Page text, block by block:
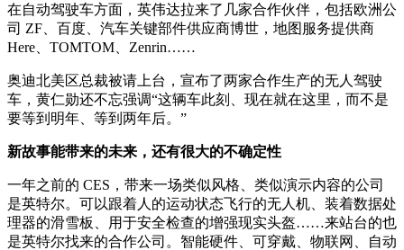
在自动驾驶车方面，英伟达拉来了几家合作伙伴，包括欧洲公
司 ZF、百度、汽车关键部件供应商博世，地图服务提供商
Here、TOMTOM、Zenrin……
奥迪北美区总裁被请上台，宣布了两家合作生产的无人驾驶
车，黄仁勋还不忘强调“这辆车此刻、现在就在这里，而不是
要等到明年、等到两年后。”
新故事能带来的未来，还有很大的不确定性
一年之前的 CES，带来一场类似风格、类似演示内容的公司
是英特尔。可以跟着人的运动状态飞行的无人机、装着数据处
理器的滑雪板、用于安全检查的增强现实头盔……来站台的也
是英特尔找来的合作公司。智能硬件、可穿戴、物联网、自动